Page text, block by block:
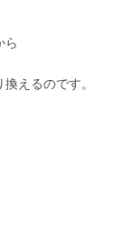
ら
えるのです。